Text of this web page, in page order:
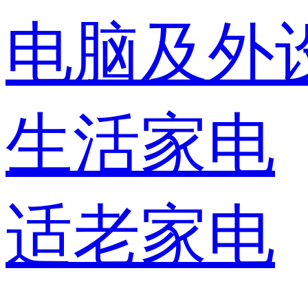
电脑及外
生活家电
适老家电